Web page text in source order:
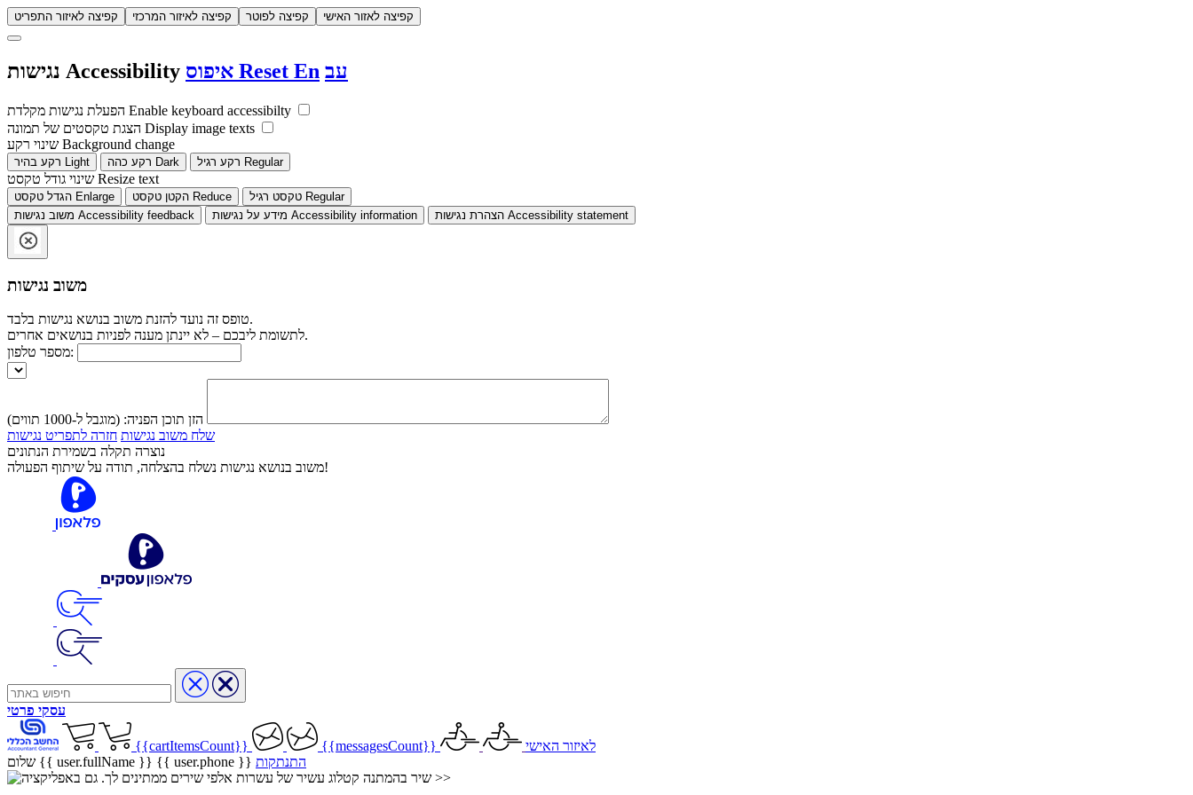
קפיצה לאיזור התפריט קפיצה לאיזור המרכזי קפיצה לפוטר קפיצה לאזור האישי
Accessibility Reset En עב
Enable keyboard accessibilty
Display image texts
Background change
Light Dark Regular
Resize text
Enlarge Reduce
Regular
Accessibility feedback Accessibility information Accessibility statement
משוב נגישות
טופס זה נועד להזנת משוב בנושא נגישות בלבד.
לתשומת ליבכם – לא יינתן מענה לפניות בנושאים אחרים.
מספר טלפון:
הזן תוכן הפניה: (מוגבל ל-1000 תווים)
שלח משוב נגישות חזרה לתפריט נגישות
נוצרה תקלה בשמירת הנתונים
משוב בנושא נגישות נשלח בהצלחה, תודה על שיתוף הפעולה!
עסקי פרטי
{{cartItemsCount}} {{messagesCount}}
לאיזור האישי
שלום {{ user.fullName }} {{ user.phone }} התנתקות